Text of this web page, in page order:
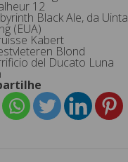
12
Black Ale, da Uinta
(EUA)
Kabert
Blond
del Ducato Luna